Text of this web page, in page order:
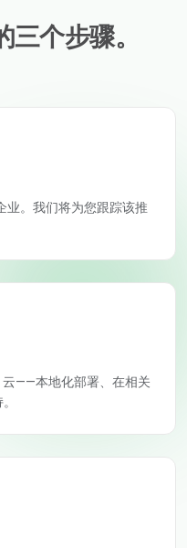
个步骤。
业。我们将为您跟踪该推
云——本地化部署、在相关